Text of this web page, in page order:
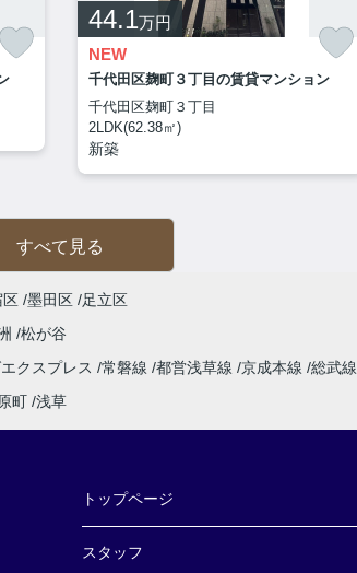
44.1万円
NEW
千代田区麹町３丁目の賃貸マンション
千代田区麹町３丁目
2LDK(62.38㎡)
新築
すべて見る
区 墨田区
足立区
松が谷
クスプレス 常磐線 都営浅草線 京成本線 総武線
町 浅草
トップページ
スタッフ